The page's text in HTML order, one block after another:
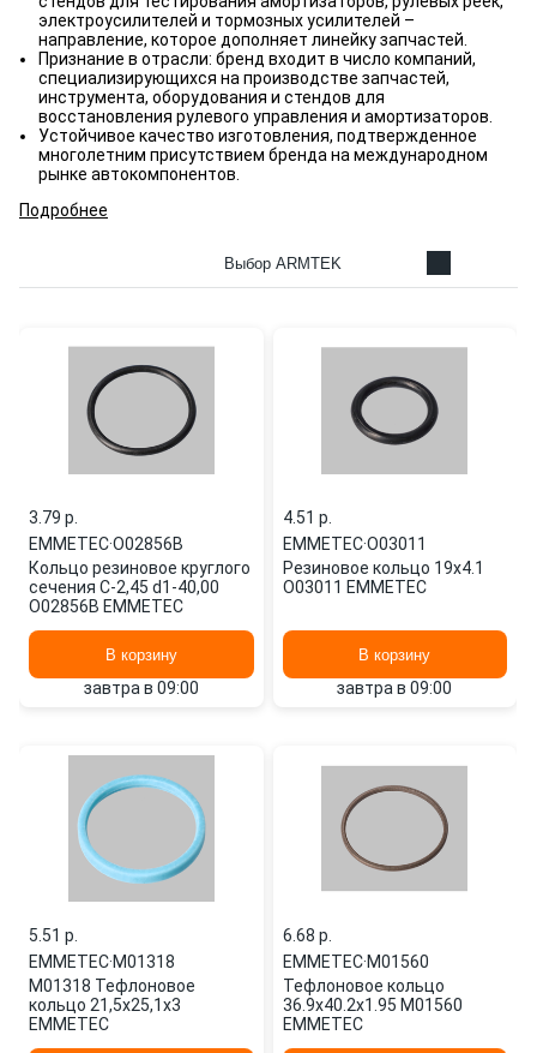
электроусилителей и тормозных усилителей –
направление, которое дополняет линейку запчастей.
Признание в отрасли: бренд входит в число компаний,
специализирующихся на производстве запчастей,
инструмента, оборудования и стендов для
восстановления рулевого управления и амортизаторов.
Устойчивое качество изготовления, подтвержденное
многолетним присутствием бренда на международном
рынке автокомпонентов.
Подробнее
Выбор ARMTEK
3.79 p.
EMMETEC·O02856B
Кольцо резиновое круглого
сечения C-2,45 d1-40,00
O02856B EMMETEC
В корзину
завтра в 09:00
4.51 p.
EMMETEC·O03011
Резиновое кольцо 19x4.1
O03011 EMMETEC
В корзину
завтра в 09:00
5.51 p.
EMMETEC·M01318
M01318 Тефлоновое
кольцо 21,5x25,1x3
EMMETEC
6.68 p.
EMMETEC·M01560
Тефлоновое кольцо
36.9x40.2x1.95 M01560
EMMETEC